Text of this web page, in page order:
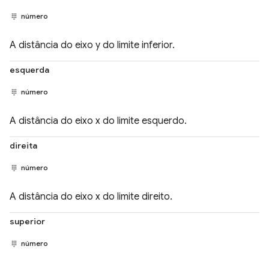
número
A distância do eixo y do limite inferior.
esquerda
número
A distância do eixo x do limite esquerdo.
direita
número
A distância do eixo x do limite direito.
superior
número